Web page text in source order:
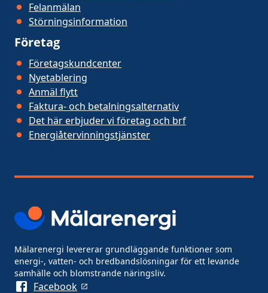
Felanmälan
Störningsinformation
Företag
Företagskundcenter
Nyetablering
Anmäl flytt
Faktura- och betalningsalternativ
Det här erbjuder vi företag och brf
Energiåtervinningstjänster
Mälarenergi levererar grundläggande funktioner som
energi-, vatten- och bredbandslösningar för ett levande
samhälle och blomstrande näringsliv.
Facebook